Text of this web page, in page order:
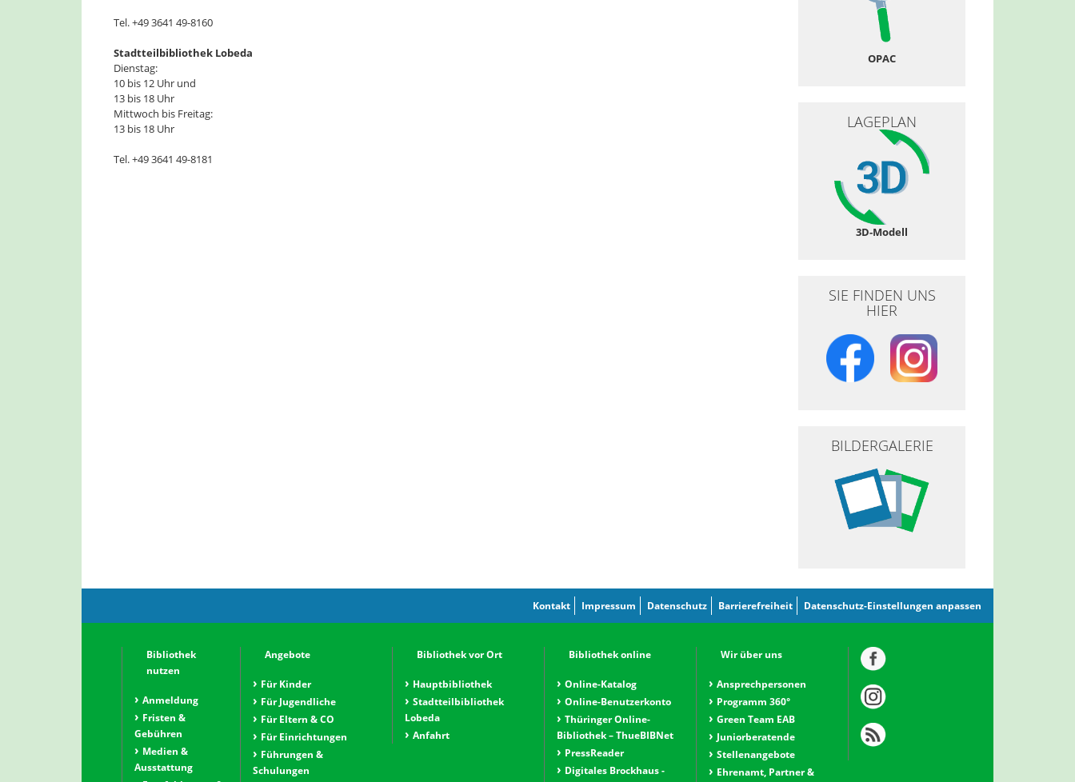
Tel. +49 3641 49-8160
Stadtteilbibliothek Lobeda
Dienstag:
10 bis 12 Uhr und
13 bis 18 Uhr
Mittwoch bis Freitag:
13 bis 18 Uhr
Tel. +49 3641 49-8181
OPAC
LAGEPLAN
3D-Modell
SIE FINDEN UNS
HIER
BILDERGALERIE
Kontakt Impressum Datenschutz Barrierefreiheit Datenschutz-Einstellungen anpassen
Bibliothek
nutzen
Anmeldung
Fristen &
Gebühren
Medien &
Ausstattung
Angebote
Für Kinder
Für Jugendliche
Für Eltern & CO
Für Einrichtungen
Führungen &
Schulungen
Bibliothek vor Ort
Hauptbibliothek
Stadtteilbibliothek
Lobeda
Anfahrt
Bibliothek online
Online-Katalog
Online-Benutzerkonto
Thüringer Online-
Bibliothek – ThueBIBNet
PressReader
Digitales Brockhaus -
Wir über uns
Ansprechpersonen
Programm 360°
Green Team EAB
Juniorberatende
Stellenangebote
Ehrenamt, Partner &